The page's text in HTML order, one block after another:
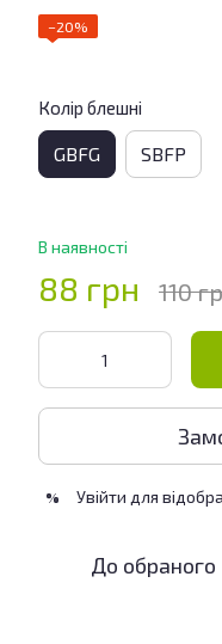
−20%
Колір блешні
GBFG SBFP
В наявності
88 грн 110
% Увійти для
До обраного